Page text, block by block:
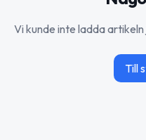
Vi kunde inte ladda
Till